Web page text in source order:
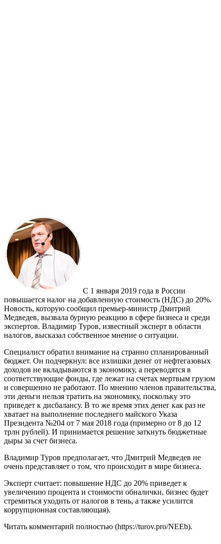
С 1 января 2019 года в России
повышается налог на добавленную стоимость (НДС) до 20%.
Новость, которую сообщил премьер-министр Дмитрий
Медведев, вызвала бурную реакцию в сфере бизнеса и среди
экспертов. Владимир Туров, известный эксперт в области
налогов, высказал собственное мнение о ситуации.
Специалист обратил внимание на странно спланированный
бюджет. Он подчеркнул: все излишки денег от нефтегазовых
доходов не вкладываются в экономику, а переводятся в
соответствующие фонды, где лежат на счетах мертвым грузом
и совершенно не работают. По мнению членов правительства,
эти деньги нельзя тратить на экономику, поскольку это
приведет к дисбалансу. В то же время этих денег как раз не
хватает на выполнение последнего майского Указа
Президента №204 от 7 мая 2018 года (примерно от 8 до 12
трлн рублей). И принимается решение заткнуть бюджетные
дыры за счет бизнеса.
Владимир Туров предполагает, что Дмитрий Медведев не
очень представляет о том, что происходит в мире бизнеса.
Эксперт считает: повышение НДС до 20% приведет к
увеличению процента и стоимости обналички, бизнес будет
стремиться уходить от налогов в тень, а также усилится
коррупционная составляющая).
Читать комментарий полностью (https://turov.pro/NEEb).